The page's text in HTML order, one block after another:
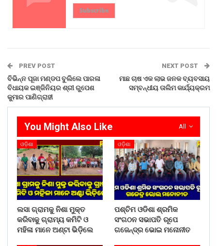
Subscribe
PREV POST
ବିଭିନ୍ନ ପୂଜା ମଣ୍ଡପ ବୁଲିଲେ ପାରଳା
ବିଧାୟକ ଇଞ୍ଜିନିୟର ଶ୍ରୀ ରୁପେଶ
କୁମାର ପାଣିଗ୍ରାହୀ
NEXT POST
ମାଛ ଚାଷ ଏକ ଲାଭ ଜନକ ବ୍ୟବସାୟ
ସମ୍ବନ୍ଧୀୟ ତାଲିମ କାର୍ଯ୍ୟକ୍ରମ
All
You Might Also Like
ଓଡ଼ିଶା
ଲସା ଗ୍ରାମକୁ ନିଶା ମୁକ୍ତ
କରିବାକୁ ଗ୍ରାମ୍ୟ କମିଟି ଓ
ମହିଳା ମାନେ ଅଣ୍ଟା ଭିଡ଼ିଲେ
ଓଡ଼ିଶା
ପଶ୍ଚିମ ଓଡିଶା ଶ୍ରମିକ
ସଂଗଠନ ସଭାପତି ରୂପେ
ଗଜେନ୍ଦ୍ର ଭୋଇ ମନୋନୀତ